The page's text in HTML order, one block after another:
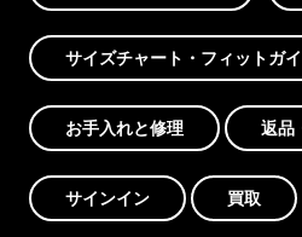
サイズチャート・フィットガ
お手入れと修理 返品
サインイン 買取